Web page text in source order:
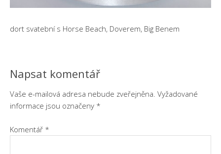
dort svatební s Horse Beach, Doverem, Big Benem
Napsat komentář
Vaše e-mailová adresa nebude zveřejněna. Vyžadované
informace jsou označeny *
Komentář *